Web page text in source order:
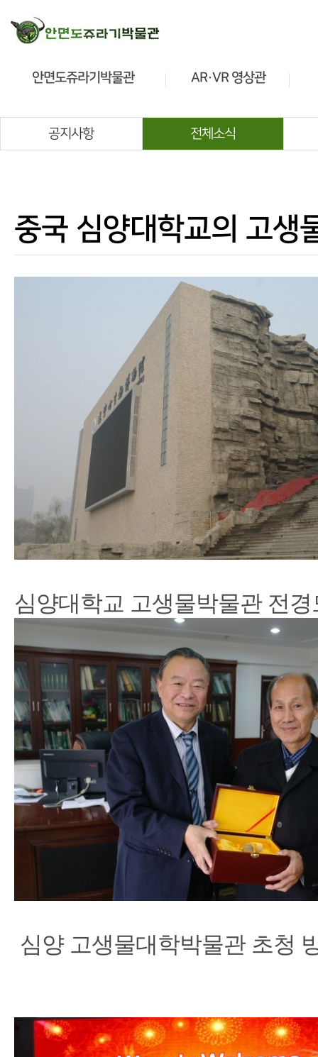
안면도쥬라기박물관 AR·VR 영상관
관람안내
교육프로그램
관람안내
공지사항 전체소식
중국 심양대학교의 고생
심양대학교 고생물박물관 전
심양 고생물대학박물관 초청